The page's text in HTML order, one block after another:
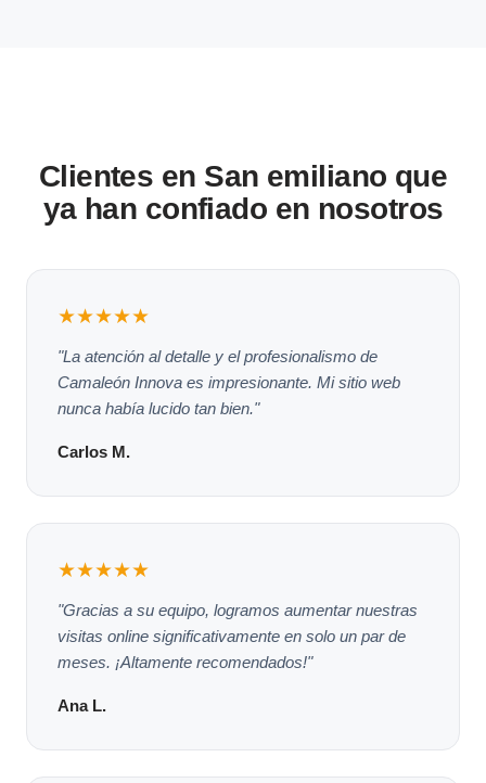
Clientes en San emiliano que
ya han confiado en nosotros
★★★★★
"La atención al detalle y el profesionalismo de
Camaleón Innova es impresionante. Mi sitio web
nunca había lucido tan bien."
Carlos M.
★★★★★
"Gracias a su equipo, logramos aumentar nuestras
visitas online significativamente en solo un par de
meses. ¡Altamente recomendados!"
Ana L.